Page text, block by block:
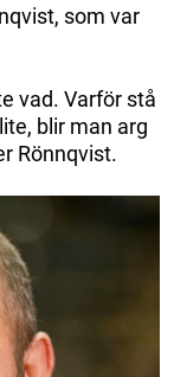
som var
vad. Varför stå
blir man arg
Rönnqvist.